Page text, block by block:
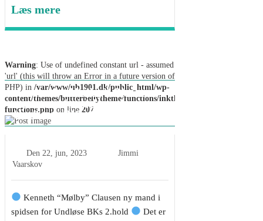
Læs mere
Warning: Use of undefined constant url - assumed
'url' (this will throw an Error in a future version of
PHP) in /var/www/ub1901.dk/public_html/wp-
content/themes/butterbellytheme/functions/inkthemes-
functions.php on line 207
Kenneth “Mølby” Clausen
ny mand i spidsen for
Undløse BKs 2.hold
Den 22, jun, 2023
Jimmi
Vaarskov
Kenneth “Mølby” Clausen ny mand i
spidsen for Undløse BKs 2.hold
Det er